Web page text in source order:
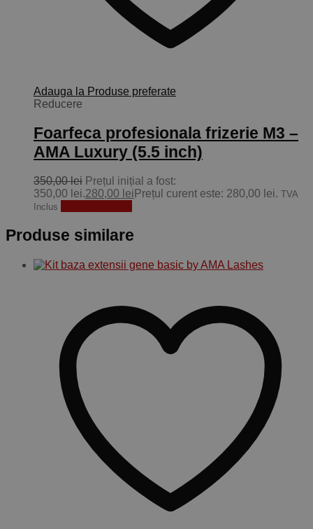
Adauga la Produse preferate
Reducere
Foarfeca profesionala frizerie M3 –
AMA Luxury (5.5 inch)
350,00lei Prețul inițial a fost:
350,00 lei.280,00 lei Prețul curent este: 280,00 lei. TVA
Inclus
Produse similare